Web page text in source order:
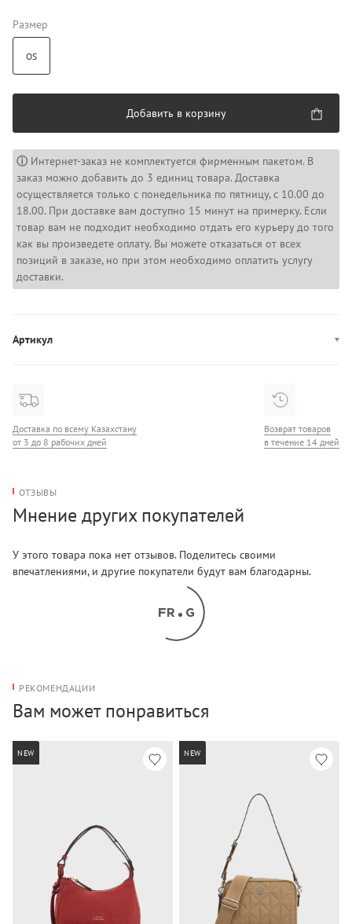
Размер
OS
Добавить в корзину
ⓘ Интернет-заказ не комплектуется фирменным пакетом. В
заказ можно добавить до 3 единиц товара. Доставка
осуществляется только с понедельника по пятницу, с 10.00 до
18.00. При доставке вам доступно 15 минут на примерку. Если
товар вам не подходит необходимо отдать его курьеру до того
как вы произведете оплату. Вы можете отказаться от всех
позиций в заказе, но при этом необходимо оплатить услугу
доставки.
Артикул
Доставка по всему Казахстану
от 3 до 8 рабочих дней
Возврат товаров
в течение 14 дней
ОТЗЫВЫ
Мнение других покупателей
У этого товара пока нет отзывов. Поделитесь своими
впечатлениями, и другие покупатели будут вам благодарны.
РЕКОМЕНДАЦИИ
Вам может понравиться
NEW NEW